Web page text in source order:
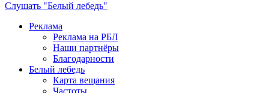
Слушать "Белый лебедь"
Реклама
Реклама на РБЛ
Наши партнёры
Благодарности
Белый лебедь
Карта вещания
Частоты